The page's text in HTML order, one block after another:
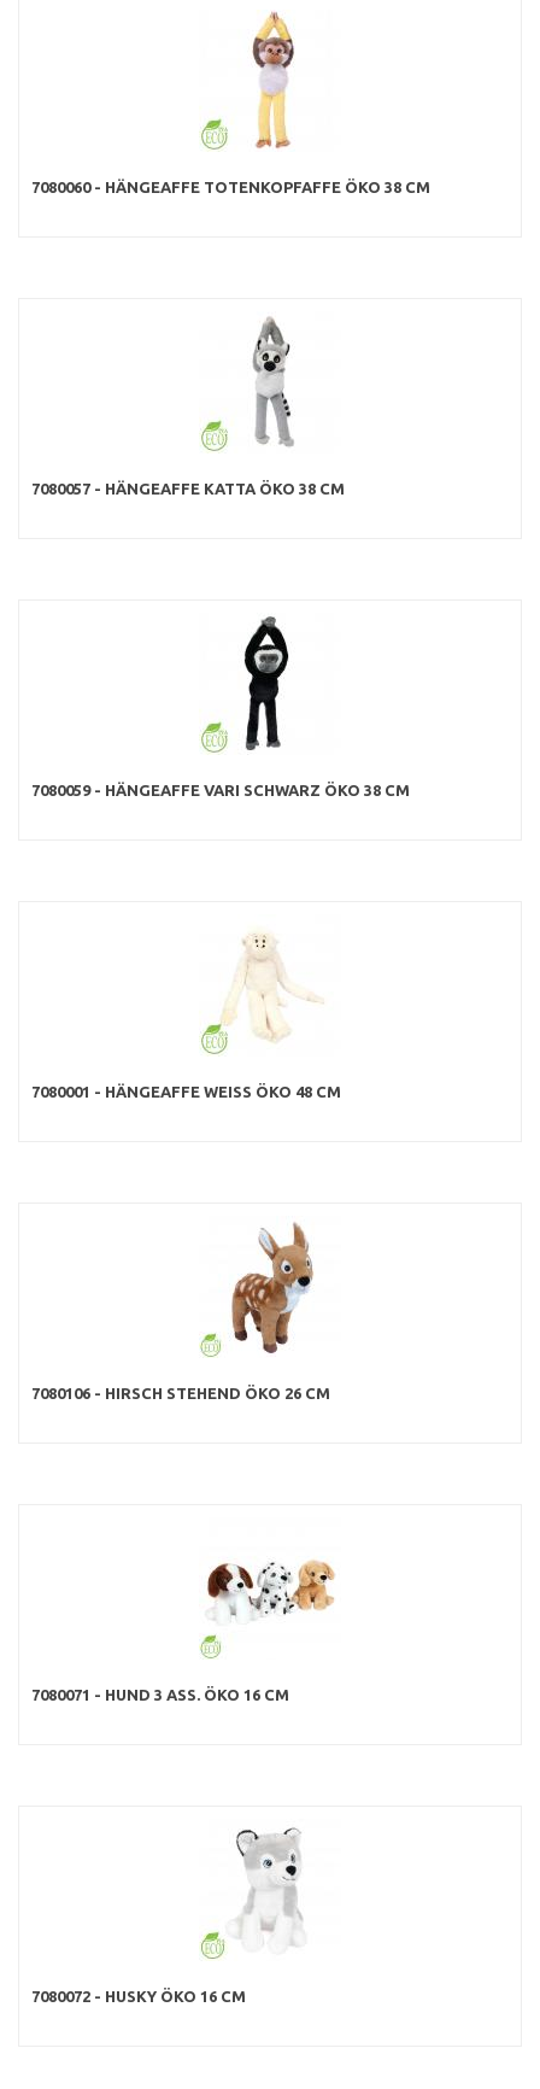
7080060 - HÄNGEAFFE TOTENKOPFAFFE ÖKO 38 CM
7080057 - HÄNGEAFFE KATTA ÖKO 38 CM
7080059 - HÄNGEAFFE VARI SCHWARZ ÖKO 38 CM
7080001 - HÄNGEAFFE WEISS ÖKO 48 CM
7080106 - HIRSCH STEHEND ÖKO 26 CM
7080071 - HUND 3 ASS. ÖKO 16 CM
7080072 - HUSKY ÖKO 16 CM